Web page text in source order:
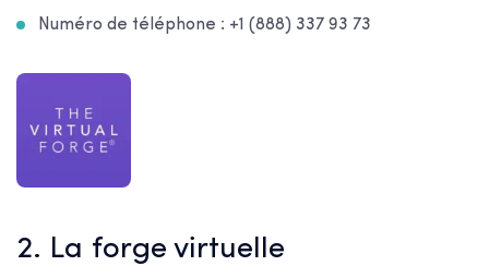
Numéro de téléphone : +1 (888) 337 93 73
2. La forge virtuelle